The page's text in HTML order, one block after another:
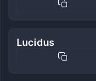
Lucidus